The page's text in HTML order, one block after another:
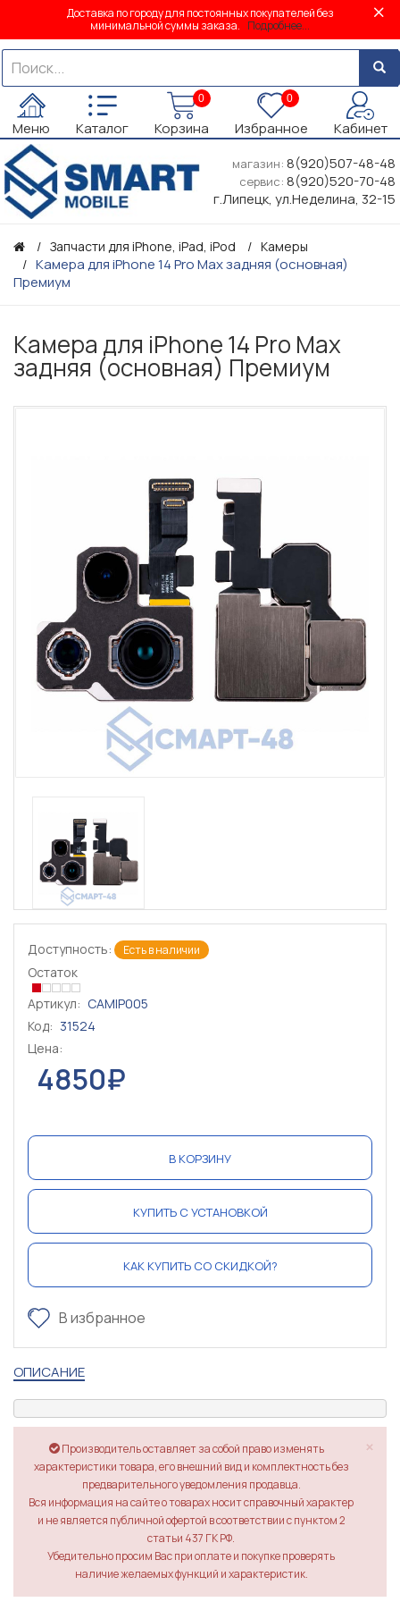
Доставка по городу для постоянных покупателей без
минимальной суммы заказа. Подробнее...
Меню Каталог
0
Корзина
0
Избранное Кабинет
магазин: 8(920)507-48-48
сервис: 8(920)520-70-48
г.Липецк, ул.Неделина, 32-15
Запчасти для iPhone, iPad, iPod Камеры
Камера для iPhone 14 Pro Max задняя (основная)
Премиум
Камера для iPhone 14 Pro Max
задняя (основная) Премиум
Доступность: Есть в наличии
Остаток
Артикул: CAMIP005
Код: 31524
Цена:
4850₽
В КОРЗИНУ
КУПИТЬ С УСТАНОВКОЙ
КАК КУПИТЬ СО СКИДКОЙ?
В избранное
ОПИСАНИЕ
×
Производитель оставляет за собой право изменять
характеристики товара, его внешний вид и комплектность без
предварительного уведомления продавца.
Вся информация на сайте о товарах носит справочный характер
и не является публичной офертой в соответствии с пунктом 2
статьи 437 ГК РФ.
Убедительно просим Вас при оплате и покупке проверять
наличие желаемых функций и характеристик.